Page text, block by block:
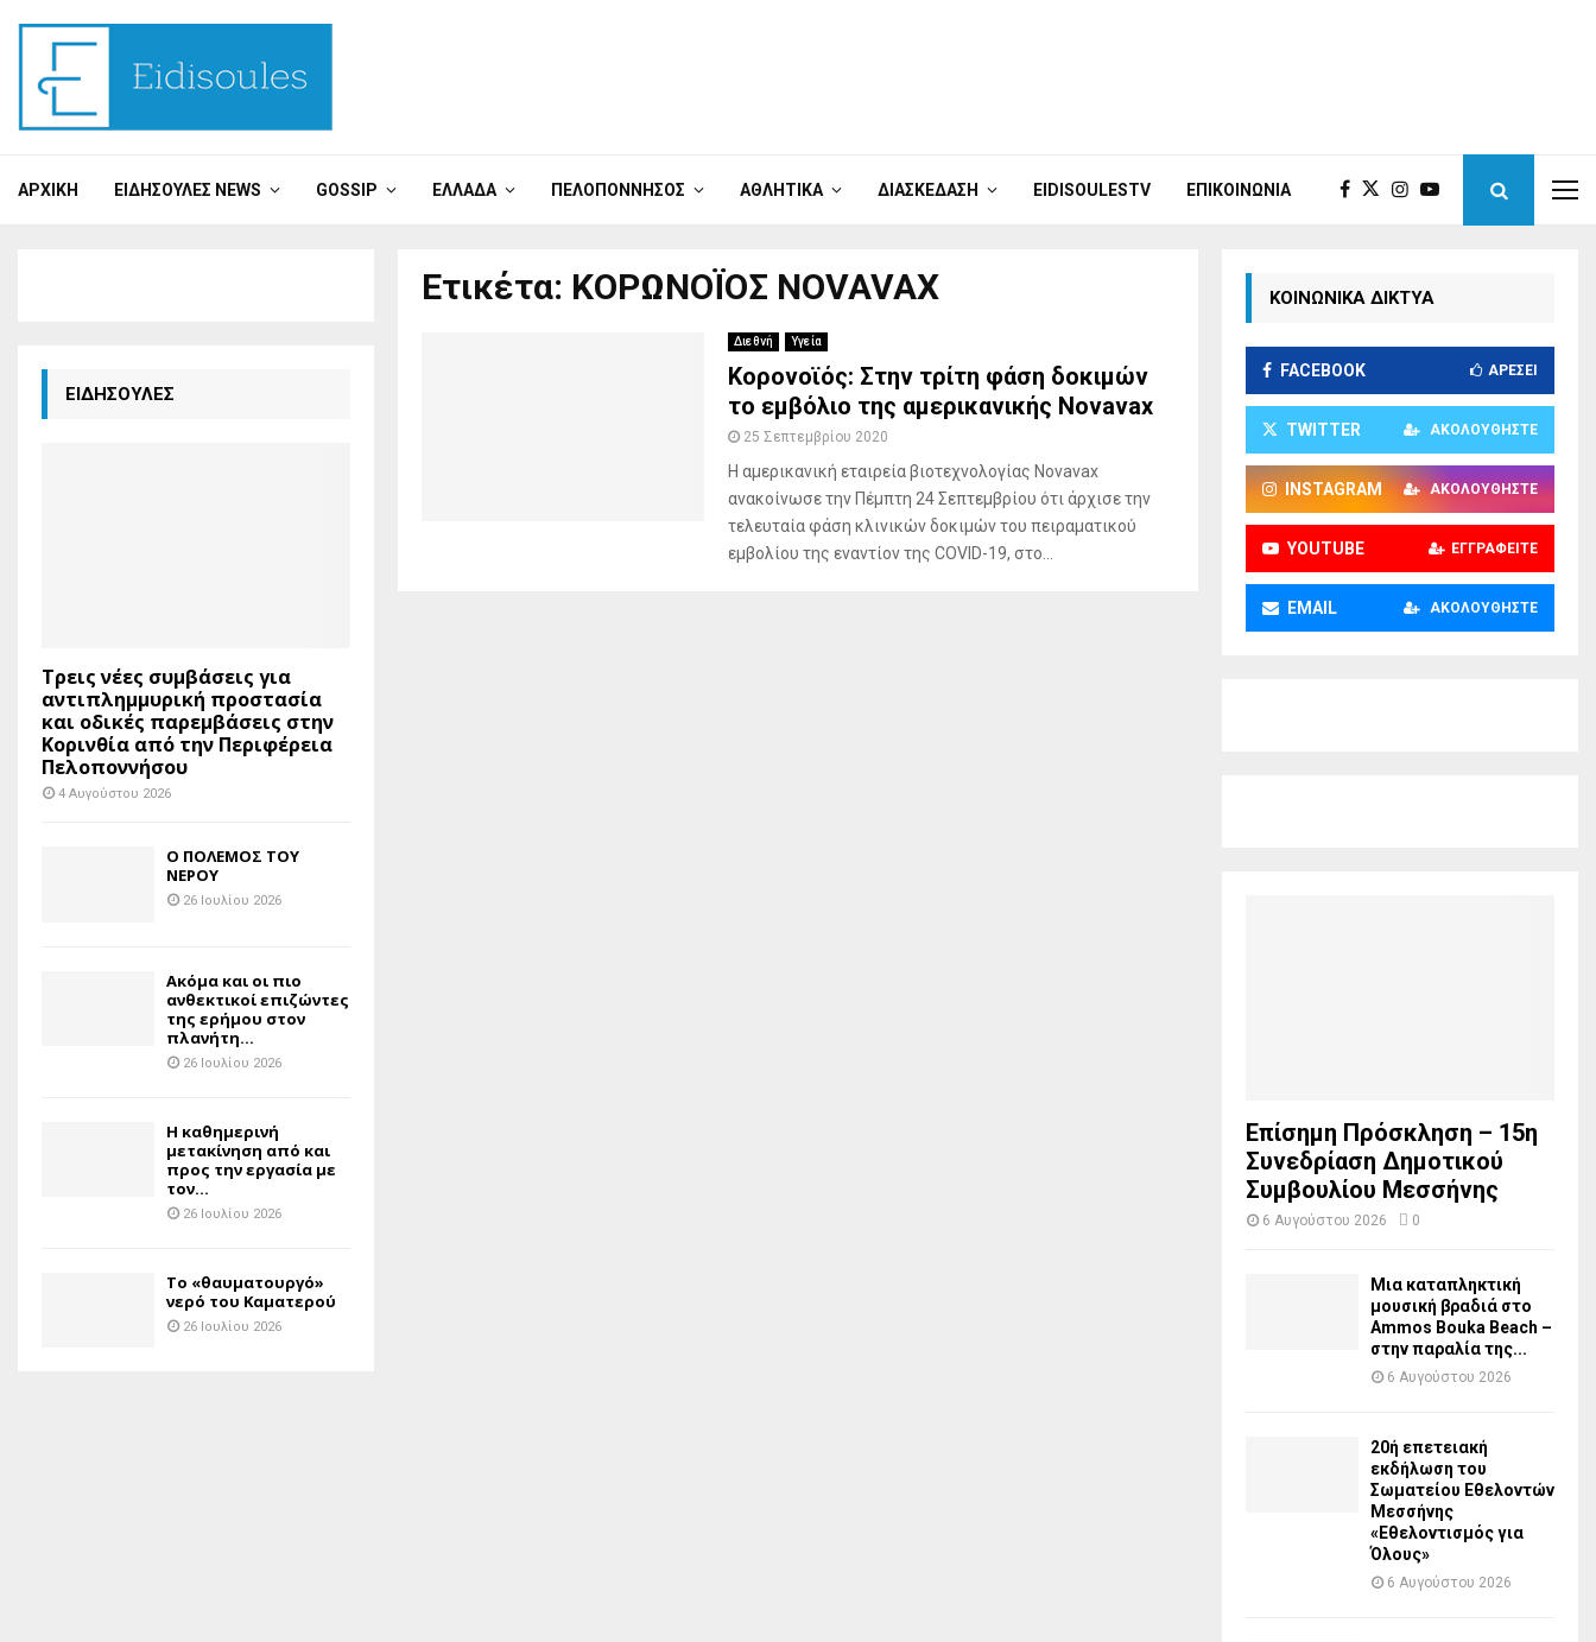
ΑΡΧΙΚΉ ΕΙΔΗΣΟΎΛΕΣ NEWS GOSSIP ΕΛΛΆΔΑ ΠΕΛΟΠΌΝΝΗΣΟΣ ΑΘΛΗΤΙΚΆ ΔΙΑΣΚΈΔΑΣΗ EIDISOULESTV ΕΠΙΚΟΙΝΩΝΊΑ
Ετικέτα: ΚΟΡΩΝΟΪΟΣ NOVAVAX
Διεθνή Υγεία
Κορονοϊός: Στην τρίτη φάση δοκιμών
το εμβόλιο της αμερικανικής Novavax
25 Σεπτεμβρίου 2020
Η αμερικανική εταιρεία βιοτεχνολογίας Novavax
ανακοίνωσε την Πέμπτη 24 Σεπτεμβρίου ότι άρχισε την
τελευταία φάση κλινικών δοκιμών του πειραματικού
εμβολίου της εναντίον της COVID-19, στο...
ΕΙΔΗΣΟΥΛΕΣ
Τρεις νέες συμβάσεις για
αντιπλημμυρική προστασία
και οδικές παρεμβάσεις στην
Κορινθία από την Περιφέρεια
Πελοποννήσου
4 Αυγούστου 2026
Ο ΠΟΛΕΜΟΣ ΤΟΥ
ΝΕΡΟΥ
26 Ιουλίου 2026
Ακόμα και οι πιο
ανθεκτικοί επιζώντες
της ερήμου στον
πλανήτη...
26 Ιουλίου 2026
H καθημερινή
μετακίνηση από και
προς την εργασία με
τον...
26 Ιουλίου 2026
Το «θαυματουργό»
νερό του Καματερού
26 Ιουλίου 2026
ΚΟΙΝΩΝΙΚΑ ΔΙΚΤΥΑ
FACEBOOK ΑΡΈΣΕΙ
TWITTER ΑΚΟΛΟΥΘΉΣΤΕ
INSTAGRAM ΑΚΟΛΟΥΘΉΣΤΕ
YOUTUBE ΕΓΓΡΑΦΕΊΤΕ
EMAIL ΑΚΟΛΟΥΘΉΣΤΕ
Επίσημη Πρόσκληση – 15η
Συνεδρίαση Δημοτικού
Συμβουλίου Μεσσήνης
6 Αυγούστου 2026 0
Μια καταπληκτική
μουσική βραδιά στο
Ammos Bouka Beach –
στην παραλία της...
6 Αυγούστου 2026
20ή επετειακή
εκδήλωση του
Σωματείου Εθελοντών
Μεσσήνης
«Εθελοντισμός για
Όλους»
6 Αυγούστου 2026